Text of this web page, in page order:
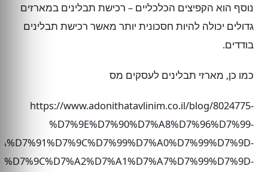
נוסף הוא הקפיצים הכלכליים – רכישת תבלינים במארזים
גדולים יכולה להיות חסכונית יותר מאשר רכישת תבלינים
בודדים.
כמו כן, מארזי תבלינים לעסקים מס
https://www.adonithatavlinim.co.il/blog/8024775-
%D7%9E%D7%90%D7%A8%D7%96%D7%99-
%D7%9C%D7%A2%D7%A1%D7%A7%D7%99%D7%9D-